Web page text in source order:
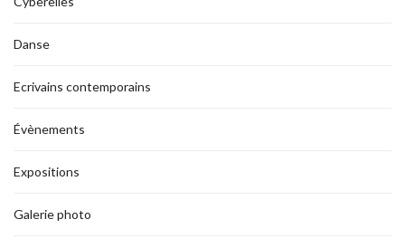
Danse
Ecrivains contemporains
Évènements
Expositions
Galerie photo